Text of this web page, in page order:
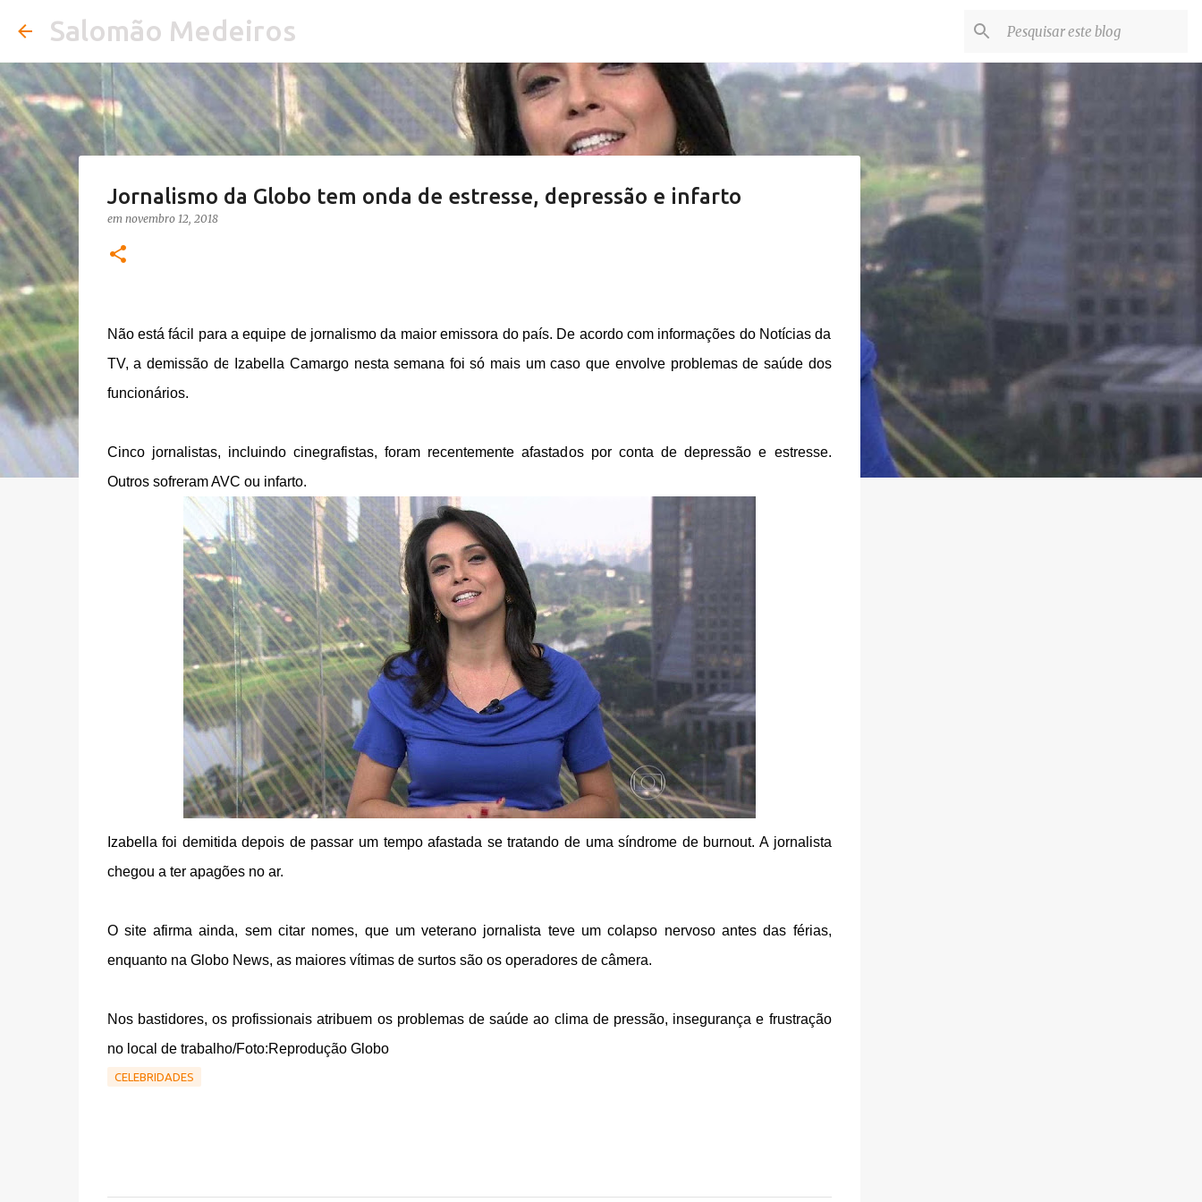
Salomão Medeiros
Jornalismo da Globo tem onda de estresse, depressão e infarto
em novembro 12, 2018
Não está fácil para a equipe de jornalismo da maior emissora do país. De acordo com informações do Notícias da
TV, a demissão de Izabella Camargo nesta semana foi só mais um caso que envolve problemas de saúde dos
funcionários.
Cinco jornalistas, incluindo cinegrafistas, foram recentemente afastados por conta de depressão e estresse.
Outros sofreram AVC ou infarto.
Izabella foi demitida depois de passar um tempo afastada se tratando de uma síndrome de burnout. A jornalista
chegou a ter apagões no ar.
O site afirma ainda, sem citar nomes, que um veterano jornalista teve um colapso nervoso antes das férias,
enquanto na Globo News, as maiores vítimas de surtos são os operadores de câmera.
Nos bastidores, os profissionais atribuem os problemas de saúde ao clima de pressão, insegurança e frustração
no local de trabalho/Foto:Reprodução Globo
CELEBRIDADES